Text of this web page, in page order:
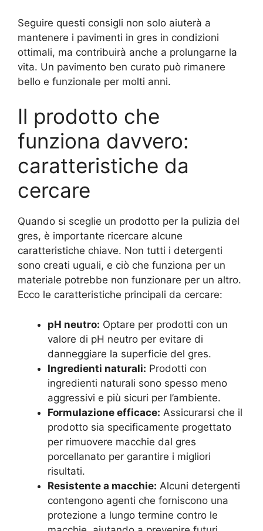
Seguire questi consigli non solo aiuterà a
mantenere i pavimenti in gres in condizioni
ottimali, ma contribuirà anche a prolungarne la
vita. Un pavimento ben curato può rimanere
bello e funzionale per molti anni.
Il prodotto che
funziona davvero:
caratteristiche da
cercare
Quando si sceglie un prodotto per la pulizia del
gres, è importante ricercare alcune
caratteristiche chiave. Non tutti i detergenti
sono creati uguali, e ciò che funziona per un
materiale potrebbe non funzionare per un altro.
Ecco le caratteristiche principali da cercare:
pH neutro: Optare per prodotti con un
valore di pH neutro per evitare di
danneggiare la superficie del gres.
Ingredienti naturali: Prodotti con
ingredienti naturali sono spesso meno
aggressivi e più sicuri per l’ambiente.
Formulazione efficace: Assicurarsi che il
prodotto sia specificamente progettato
per rimuovere macchie dal gres
porcellanato per garantire i migliori
risultati.
Resistente a macchie: Alcuni detergenti
contengono agenti che forniscono una
protezione a lungo termine contro le